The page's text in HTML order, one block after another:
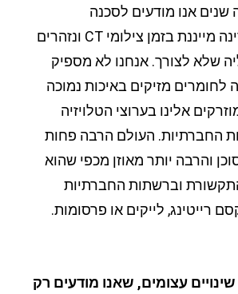
שנים אנו מודעים לסכנה
שבחשיפה לקרינה מייננת בזמן צילומי CT ונזהרים
שלא לצורך. אנחנו לא מספיק
לחומרים מזיקים באיכות נמוכה
אלינו בערוצי הטלויזיה
החברתיות. העולם הרבה פחות
והרבה יותר מאוזן מכפי שהוא
וברשתות החברתיות
רייטינג, לייקים או פרסומות.
עצומים, שאנו מודעים רק